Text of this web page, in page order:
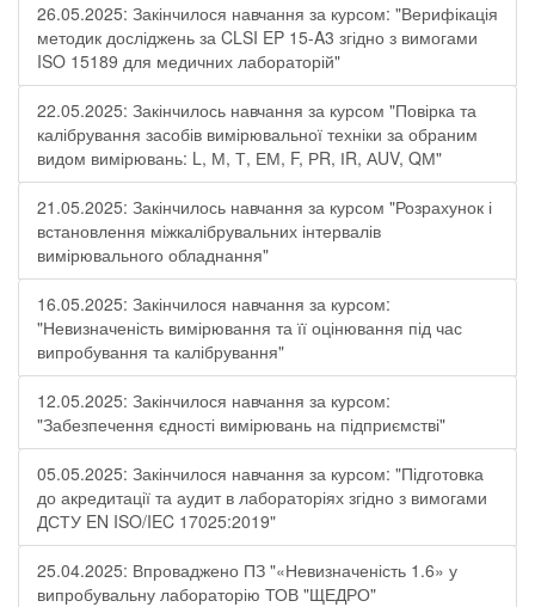
26.05.2025: Закінчилося навчання за курсом: "Верифікація
методик досліджень за CLSI EP 15-A3 згідно з вимогами
ISO 15189 для медичних лабораторій"
22.05.2025: Закінчилось навчання за курсом "Повірка та
калібрування засобів вимірювальної техніки за обраним
видом вимірювань: L, М, Т, ЕМ, F, РR, ІR, АUV, QМ"
21.05.2025: Закінчилось навчання за курсом "Розрахунок і
встановлення міжкалібрувальних інтервалів
вимірювального обладнання"
16.05.2025: Закінчилося навчання за курсом:
"Невизначеність вимірювання та її оцінювання під час
випробування та калібрування"
12.05.2025: Закінчилося навчання за курсом:
"Забезпечення єдності вимірювань на підприємстві"
05.05.2025: Закінчилося навчання за курсом: "Підготовка
до акредитації та аудит в лабораторіях згідно з вимогами
ДСТУ EN ISO/IEC 17025:2019"
25.04.2025: Впроваджено ПЗ "«Невизначеність 1.6» у
випробувальну лабораторію ТОВ "ЩЕДРО"